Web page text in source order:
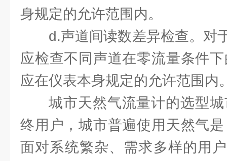
身规定的允许范围内。
d.声道间读数差异检查。对
应检查不同声道在零流量条件
应在仪表本身规定的允许范围内
城市天然气流量计的选型
终用户，城市普遍使用天然气
面对系统繁杂、需求多样的用